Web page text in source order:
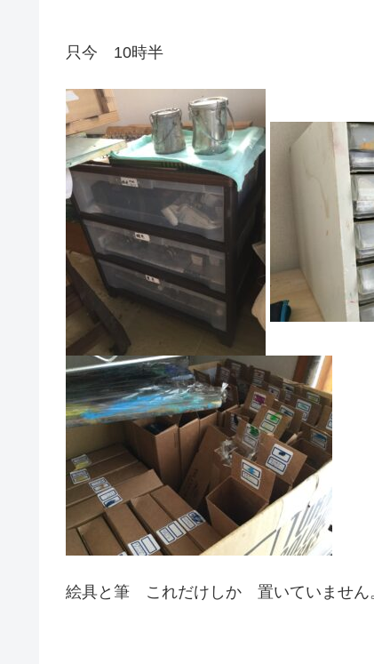
只今 10時半
絵具と筆 これだけしか 置いていません